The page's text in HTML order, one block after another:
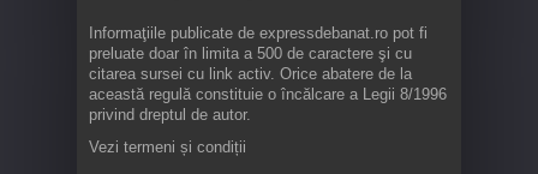
Informaţiile publicate de expressdebanat.ro pot fi
preluate doar în limita a 500 de caractere şi cu
citarea sursei cu link activ. Orice abatere de la
această regulă constituie o încălcare a Legii 8/1996
privind dreptul de autor.
Vezi termeni și condiții